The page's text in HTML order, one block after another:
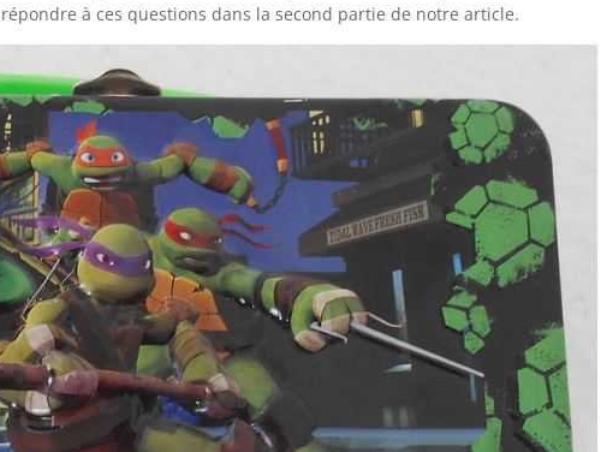
à ces questions dans la second partie de notre article.